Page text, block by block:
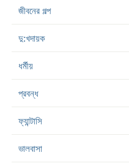
জীবনের গল্প
দু:খদায়ক
ধর্মীয়
প্রবন্ধ
ফ্যান্টাসি
ভালবাসা